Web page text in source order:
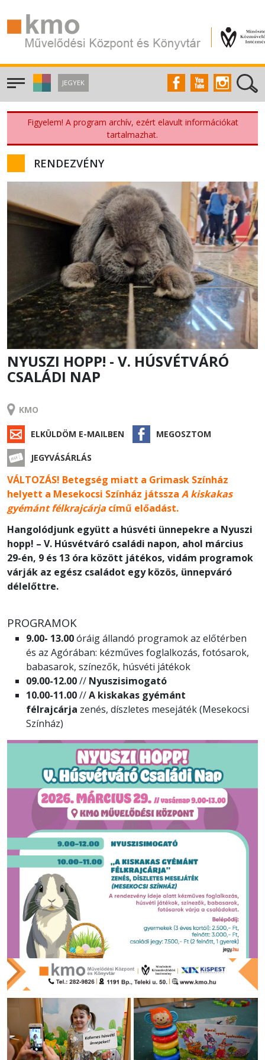
JEGYEK
Figyelem! A program archív, ezért elavult információkat
tartalmazhat.
RENDEZVÉNY
NYUSZI HOPP! - V. HÚSVÉTVÁRÓ
CSALÁDI NAP
KMO
ELKÜLDÖM E-MAILBEN MEGOSZTOM
JEGYVÁSÁRLÁS
VÁLTOZÁS! Betegség miatt a Grimask Színház
helyett a Mesekocsi Színház játssza A kiskakas
gyémánt félkrajcárja című előadást.
Hangolódjunk együtt a húsvéti ünnepekre a Nyuszi
hopp! – V. Húsvétváró családi napon, ahol március
29-én, 9 és 13 óra között játékos, vidám programok
várják az egész családot egy közös, ünnepváró
délelőttre.
PROGRAMOK
9.00- 13.00óráig állandó programok az előtérben
és az Agórában: kézműves foglalkozás, fotósarok,
babasarok, színezők, húsvéti játékok
09.00-12.00// Nyuszisimogató
10.00-11.00//A kiskakas gyémánt
félrajcárja zenés, díszletes mesejáték (Mesekocsi
Színház)